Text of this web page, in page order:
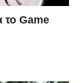
το Game